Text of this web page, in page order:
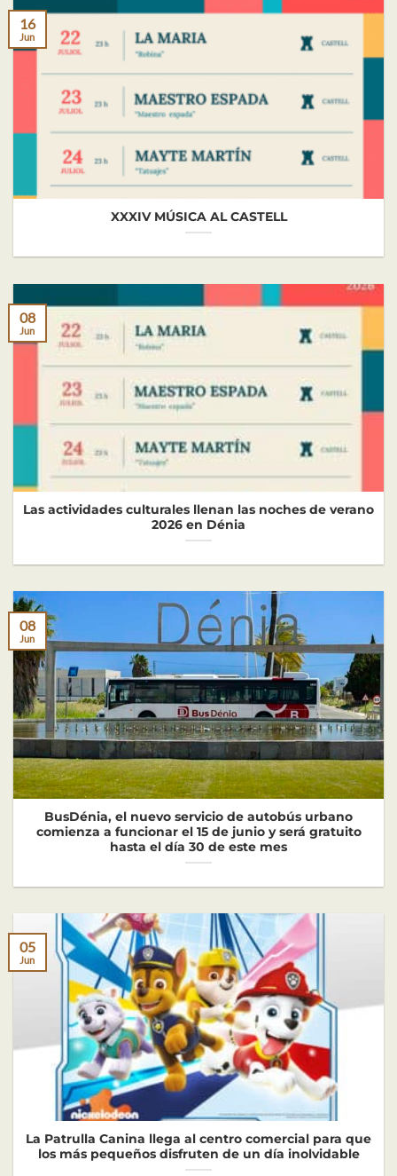
XXXIV MÚSICA AL CASTELL
16
Jun
Las actividades culturales llenan las noches de verano
2026 en Dénia
08
Jun
BusDénia, el nuevo servicio de autobús urbano
comienza a funcionar el 15 de junio y será gratuito
hasta el día 30 de este mes
08
Jun
La Patrulla Canina llega al centro comercial para que
los más pequeños disfruten de un día inolvidable
05
Jun